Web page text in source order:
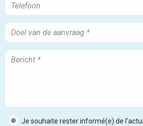
Je souhaite rester informé(e) de